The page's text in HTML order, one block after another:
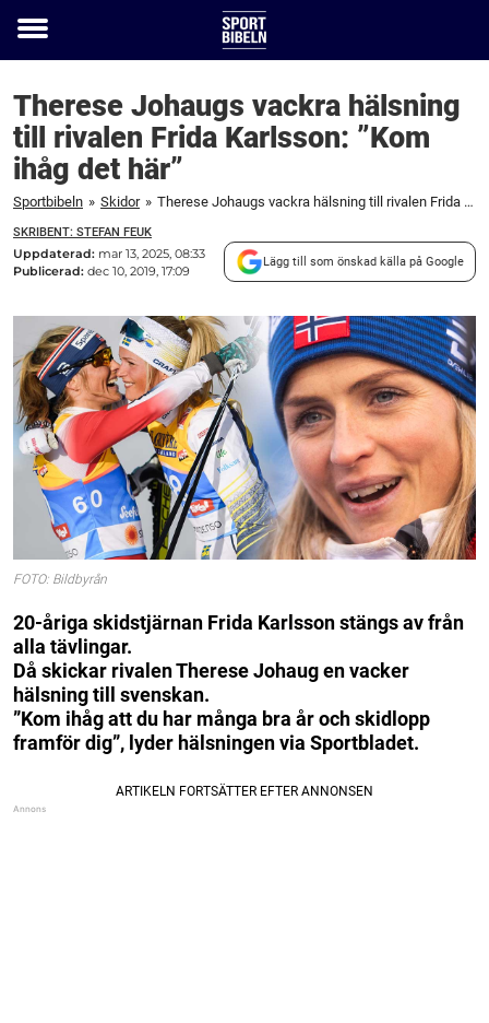
Toggle
Therese Johaugs vackra hälsning
till rivalen Frida Karlsson: ”Kom
ihåg det här”
Sportbibeln » Skidor » Therese Johaugs vackra hälsning till rivalen Frida Karlsson: "Kom ihåg det här"
SKRIBENT: STEFAN FEUK
Uppdaterad: mar 13, 2025, 08:33
Publicerad: dec 10, 2019, 17:09
Lägg till som önskad källa på Google
FOTO: Bildbyrån
20-åriga skidstjärnan Frida Karlsson stängs av från
alla tävlingar.
Då skickar rivalen Therese Johaug en vacker
hälsning till svenskan.
”Kom ihåg att du har många bra år och skidlopp
framför dig”, lyder hälsningen via Sportbladet.